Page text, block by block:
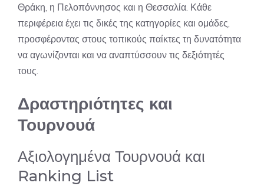
Θράκη, η Πελοπόννησος και η Θεσσαλία. Κάθε
περιφέρεια έχει τις δικές της κατηγορίες και ομάδες,
προσφέροντας στους τοπικούς παίκτες τη δυνατότητα
να αγωνίζονται και να αναπτύσσουν τις δεξιότητές
τους.
Δραστηριότητες και
Τουρνουά
Αξιολογημένα Τουρνουά και
Ranking List